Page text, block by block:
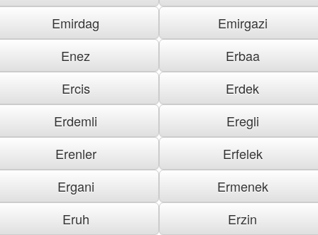
Emirdag
Emirgazi
Enez
Erbaa
Ercis
Erdek
Erdemli
Eregli
Erenler
Erfelek
Ergani
Ermenek
Eruh
Erzin